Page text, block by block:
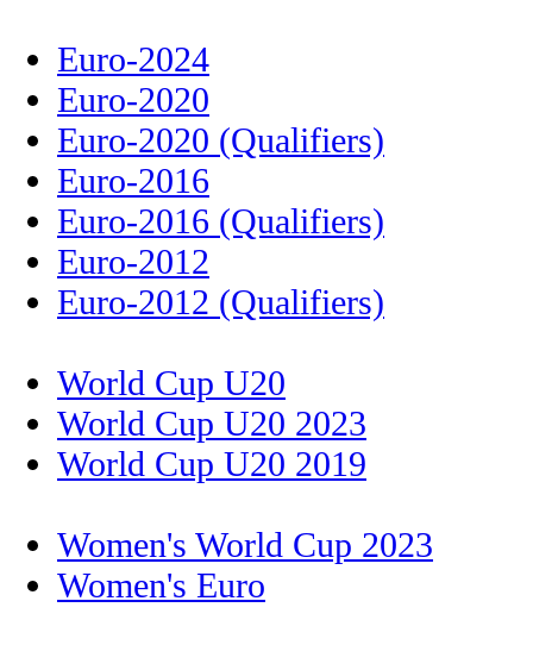
Euro-2024
Euro-2020
Euro-2020 (Qualifiers)
Euro-2016
Euro-2016 (Qualifiers)
Euro-2012
Euro-2012 (Qualifiers)
World Cup U20
World Cup U20 2023
World Cup U20 2019
Women's World Cup 2023
Women's Euro